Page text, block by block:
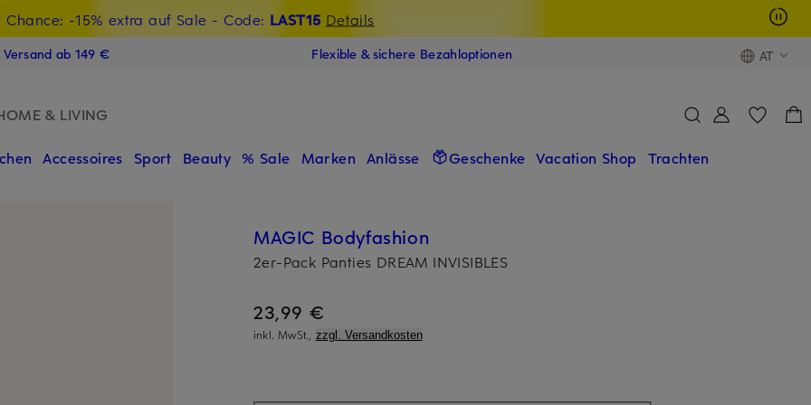
Chance: -15% extra auf Sale - Code: LAST15 Details
Willkommensgutschein mit Beyond sichern
ab 149 € Flexible & sichere Bezahloptionen AT
& LIVING
Accessoires Sport Beauty % Sale Marken Anlässe Geschenke Vacation Shop Trachten
MAGIC Bodyfashion
2er-Pack Panties DREAM INVISIBLES
23,99 €
inkl. MwSt., zzgl. Versandkosten